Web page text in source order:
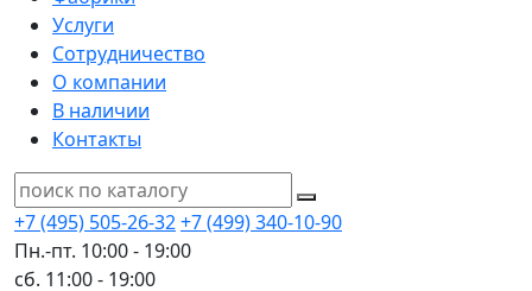
Услуги
Сотрудничество
О компании
В наличии
Контакты
+7 (495) 505-26-32+7 (499) 340-10-90
Пн.-пт. 10:00 - 19:00
сб. 11:00 - 19:00